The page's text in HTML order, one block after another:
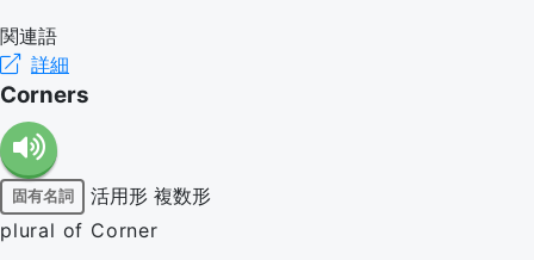
関連語
詳細
Corners
固有名詞 活用形 複数形
plural of Corner